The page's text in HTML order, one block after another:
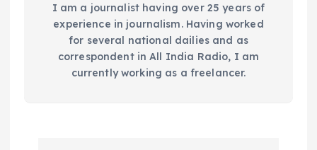
I am a journalist having over 25 years of
experience in journalism. Having worked
for several national dailies and as
correspondent in All India Radio, I am
currently working as a freelancer.